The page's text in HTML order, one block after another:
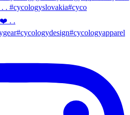
#cycologyslovakia#cyco